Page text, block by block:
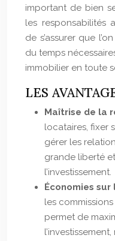
important de bien
les responsabilités
de s’assurer que
du temps
immobilier en toute
LES
Maîtrise de la
locataires, fixer
gérer les
grande liberté
l’investissement.
Économies sur
les
permet de